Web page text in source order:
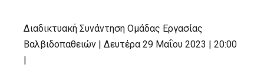
Διαδικτυακή Συνάντηση Ομάδας Εργασίας
Βαλβιδοπαθειών | Δευτέρα 29 Μαΐου 2023 | 20:00